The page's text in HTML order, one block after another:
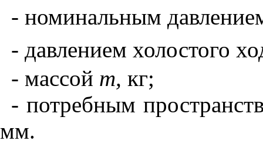
- номинальным
- давлением холостого
- массой m, кг;
- потребным
мм.